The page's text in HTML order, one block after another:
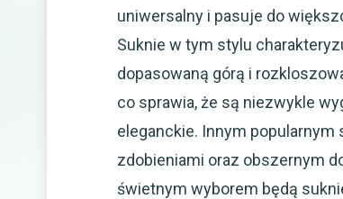
uniwersalny i pasuje do
Suknie w tym stylu
dopasowaną górą i
co sprawia, że są niezwykle
eleganckie. Innym
zdobieniami oraz obszernym
świetnym wyborem będą